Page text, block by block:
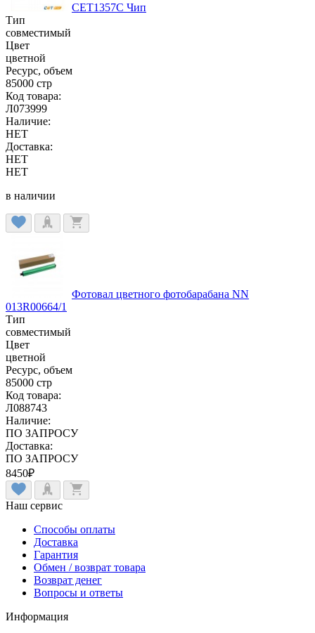
CET1357C Чип
Тип
совместимый
Цвет
цветной
Ресурс, объем
85000 стр
Код товара:
Л073999
Наличие:
НЕТ
Доставка:
НЕТ
НЕТ
в наличии
Фотовал цветного фотобарабана NN
013R00664/1
Тип
совместимый
Цвет
цветной
Ресурс, объем
85000 стр
Код товара:
Л088743
Наличие:
ПО ЗАПРОСУ
Доставка:
ПО ЗАПРОСУ
8450₽
Наш сервис
Способы оплаты
Доставка
Гарантия
Обмен / возврат товара
Возврат денег
Вопросы и ответы
Информация